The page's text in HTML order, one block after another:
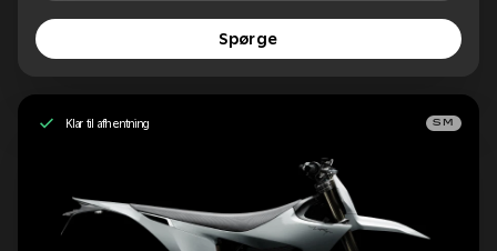
Spørge
Klar til afhentning SM